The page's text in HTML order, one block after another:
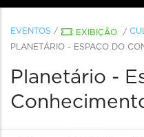
EVENTOS / EXIBIÇÃO /
PLANETÁRIO - ESPAÇO DO
Planetário -